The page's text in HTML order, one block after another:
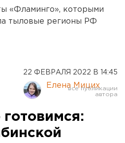
«Фламинго», которыми
тыловые регионы РФ
22 ФЕВРАЛЯ 2022 В 14:45
Елена Мицих